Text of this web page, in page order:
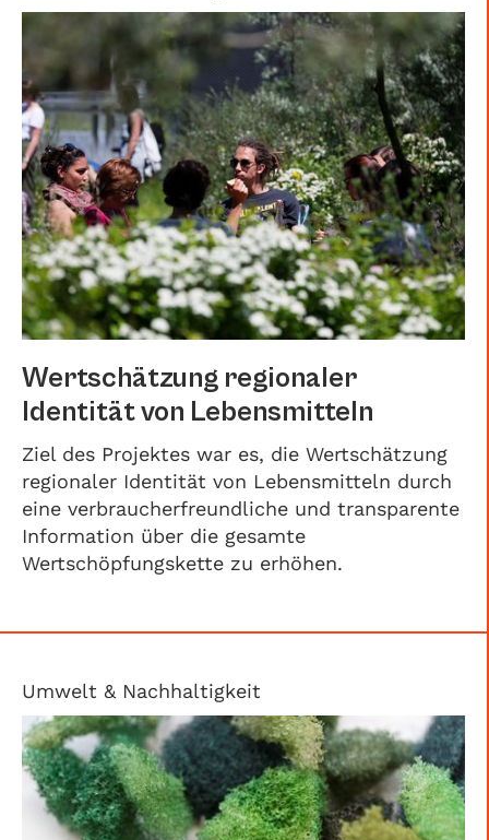
Wertschätzung regionaler
Identität von Lebensmitteln
Ziel des Projektes war es, die Wertschätzung
regionaler Identität von Lebensmitteln durch
eine verbraucherfreundliche und transparente
Information über die gesamte
Wertschöpfungskette zu erhöhen.
Umwelt & Nachhaltigkeit